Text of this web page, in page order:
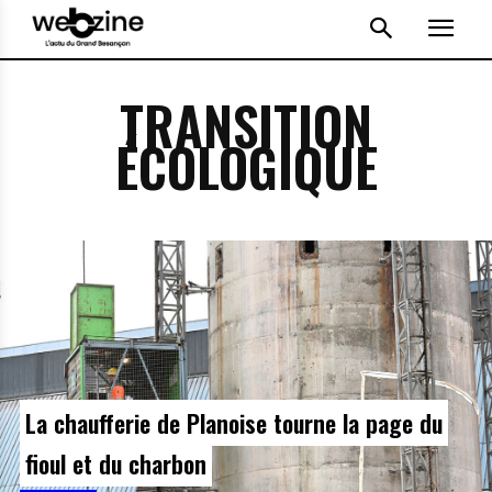
TRANSITION
ÉCOLOGIQUE
La chaufferie de Planoise tourne la page du
fioul et du charbon